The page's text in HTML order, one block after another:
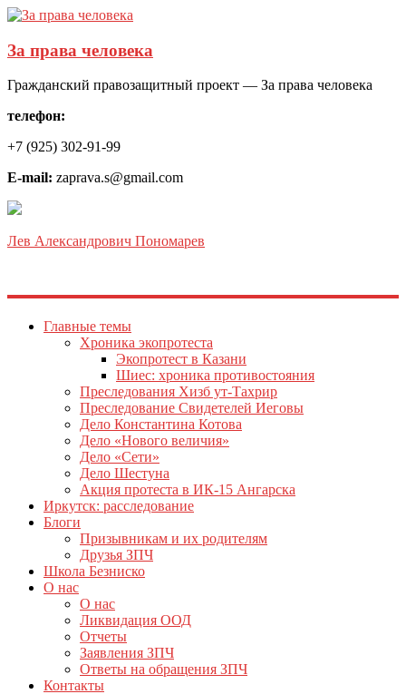
За права человека
Гражданский правозащитный проект — За права человека
телефон:
+7 (925) 302-91-99
E-mail: zaprava.s@gmail.com
Лев Александрович Пономарев
Главные темы
Хроника экопротеста
Экопротест в Казани
Шиес: хроника противостояния
Преследования Хизб ут-Тахрир
Преследование Свидетелей Иеговы
Дело Константина Котова
Дело «Нового величия»
Дело «Сети»
Дело Шестуна
Акция протеста в ИК-15 Ангарска
Иркутск: расследование
Блоги
Призывникам и их родителям
Друзья ЗПЧ
Школа Безниско
О нас
О нас
Ликвидация ООД
Отчеты
Заявления ЗПЧ
Ответы на обращения ЗПЧ
Контакты